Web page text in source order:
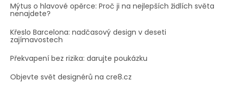
Mýtus o hlavové opěrce: Proč ji na nejlepších židlích světa
nenajdete?
Křeslo Barcelona: nadčasový design v deseti
zajímavostech
Překvapení bez rizika: darujte poukázku
Objevte svět designérů na cre8.cz